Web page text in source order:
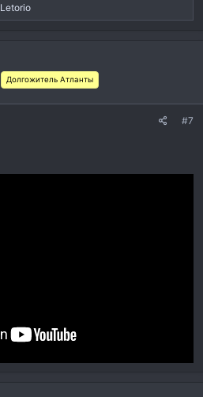
Letorio
Долгожитель Атланты
#7